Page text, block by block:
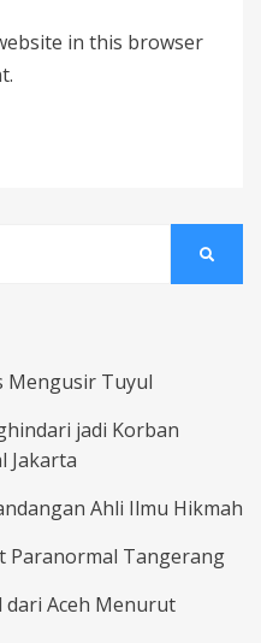
in this browser
Mengusir Tuyul
jadi Korban
Jakarta
Ahli Ilmu Hikmah
Paranormal Tangerang
dari Aceh Menurut